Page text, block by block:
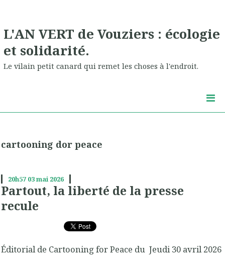
L'AN VERT de Vouziers : écologie
et solidarité.
Le vilain petit canard qui remet les choses à l'endroit.
cartooning dor peace
20h57 03mai 2026
Partout, la liberté de la presse
recule
Éditorial de Cartooning for Peace du Jeudi 30 avril 2026